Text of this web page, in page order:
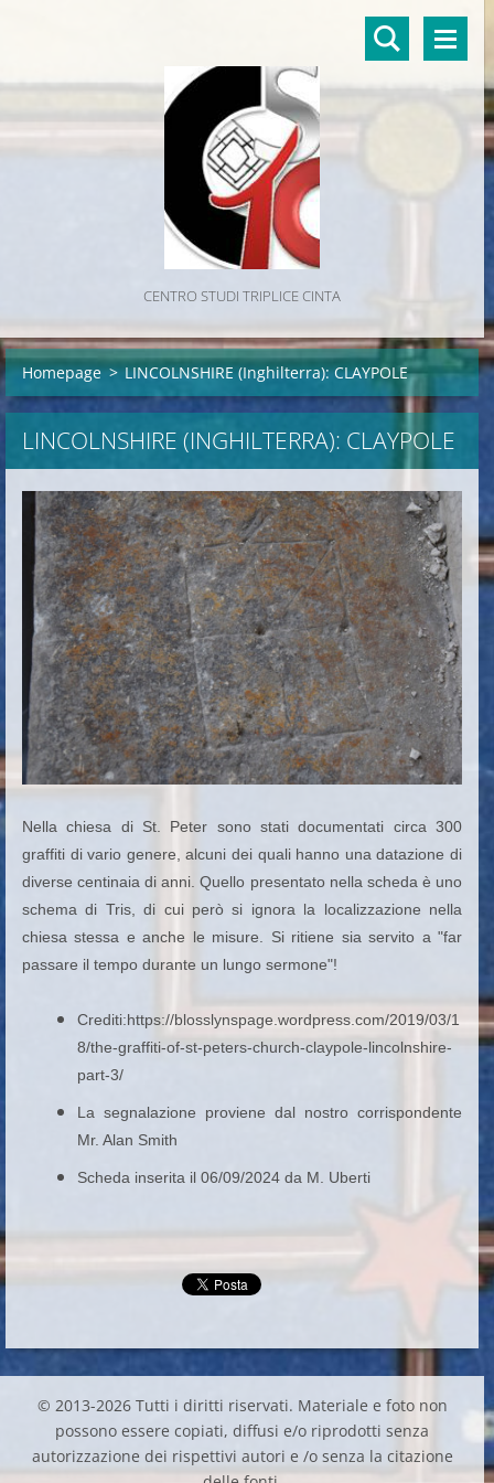
CENTRO STUDI TRIPLICE CINTA
Homepage > LINCOLNSHIRE (Inghilterra): CLAYPOLE
LINCOLNSHIRE (INGHILTERRA): CLAYPOLE
Nella chiesa di St. Peter sono stati documentati circa 300
graffiti di vario genere, alcuni dei quali hanno una datazione di
diverse centinaia di anni. Quello presentato nella scheda è uno
schema di Tris, di cui però si ignora la localizzazione nella
chiesa stessa e anche le misure. Si ritiene sia servito a "far
passare il tempo durante un lungo sermone"!
Crediti:https://blosslynspage.wordpress.com/2019/03/1
8/the-graffiti-of-st-peters-church-claypole-lincolnshire-
part-3/
La segnalazione proviene dal nostro corrispondente
Mr. Alan Smith
Scheda inserita il 06/09/2024 da M. Uberti
© 2013-2026 Tutti i diritti riservati. Materiale e foto non
possono essere copiati, diffusi e/o riprodotti senza
autorizzazione dei rispettivi autori e /o senza la citazione